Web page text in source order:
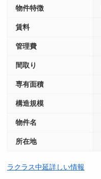
物件特徴
賃料
管理費
間取り
専有面積
構造規模
物件名
所在地
ラクラス中延詳しい情報